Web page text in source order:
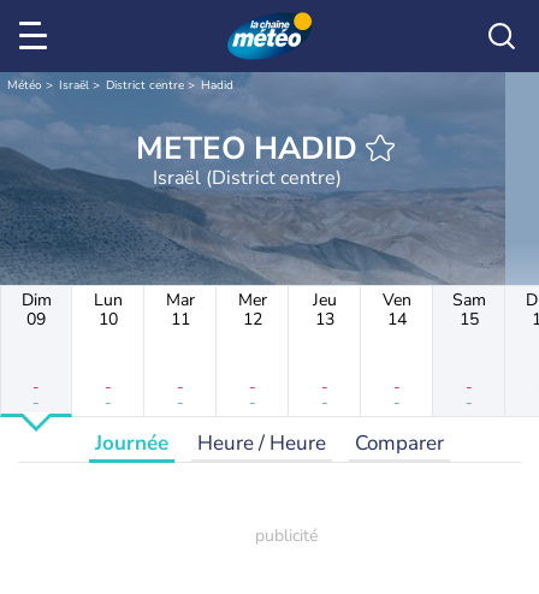
Météo Israël District centre Hadid
METEO HADID
Israël (District centre)
Dim
09
-
-
Lun
10
-
-
Mar
11
-
-
Mer
12
-
-
Jeu
13
-
-
Ven
14
-
-
Sam
15
-
-
Journée Heure / Heure Comparer